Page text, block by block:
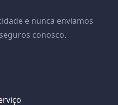
e nunca enviamos
conosco.